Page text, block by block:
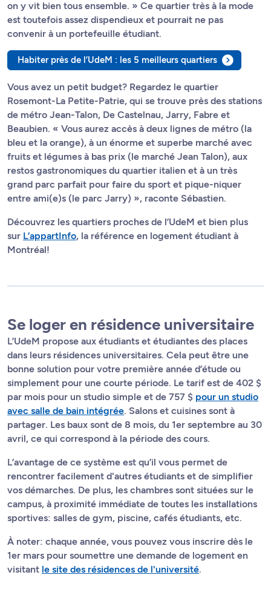
on y vit bien tous ensemble. » Ce quartier très à la mode
est toutefois assez dispendieux et pourrait ne pas
convenir à un portefeuille étudiant.
Habiter près de l’UdeM : les 5 meilleurs quartiers
Vous avez un petit budget? Regardez le quartier
Rosemont-La Petite-Patrie, qui se trouve près des stations
de métro Jean-Talon, De Castelnau, Jarry, Fabre et
Beaubien. « Vous aurez accès à deux lignes de métro (la
bleu et la orange), à un énorme et superbe marché avec
fruits et légumes à bas prix (le marché Jean Talon), aux
restos gastronomiques du quartier italien et à un très
grand parc parfait pour faire du sport et pique-niquer
entre ami(e)s (le parc Jarry) », raconte Sébastien.
Découvrez les quartiers proches de l’UdeM et bien plus
sur L’appartInfo, la référence en logement étudiant à
Montréal!
Se loger en résidence universitaire
L’UdeM propose aux étudiants et étudiantes des places
dans leurs résidences universitaires. Cela peut être une
bonne solution pour votre première année d’étude ou
simplement pour une courte période. Le tarif est de 402 $
par mois pour un studio simple et de 757 $ pour un studio
avec salle de bain intégrée. Salons et cuisines sont à
partager. Les baux sont de 8 mois, du 1er septembre au 30
avril, ce qui correspond à la période des cours.
L’avantage de ce système est qu’il vous permet de
rencontrer facilement d'autres étudiants et de simplifier
vos démarches. De plus, les chambres sont situées sur le
campus, à proximité immédiate de toutes les installations
sportives: salles de gym, piscine, cafés étudiants, etc.
À noter: chaque année, vous pouvez vous inscrire dès le
1er mars pour soumettre une demande de logement en
visitant le site des résidences de l'université.